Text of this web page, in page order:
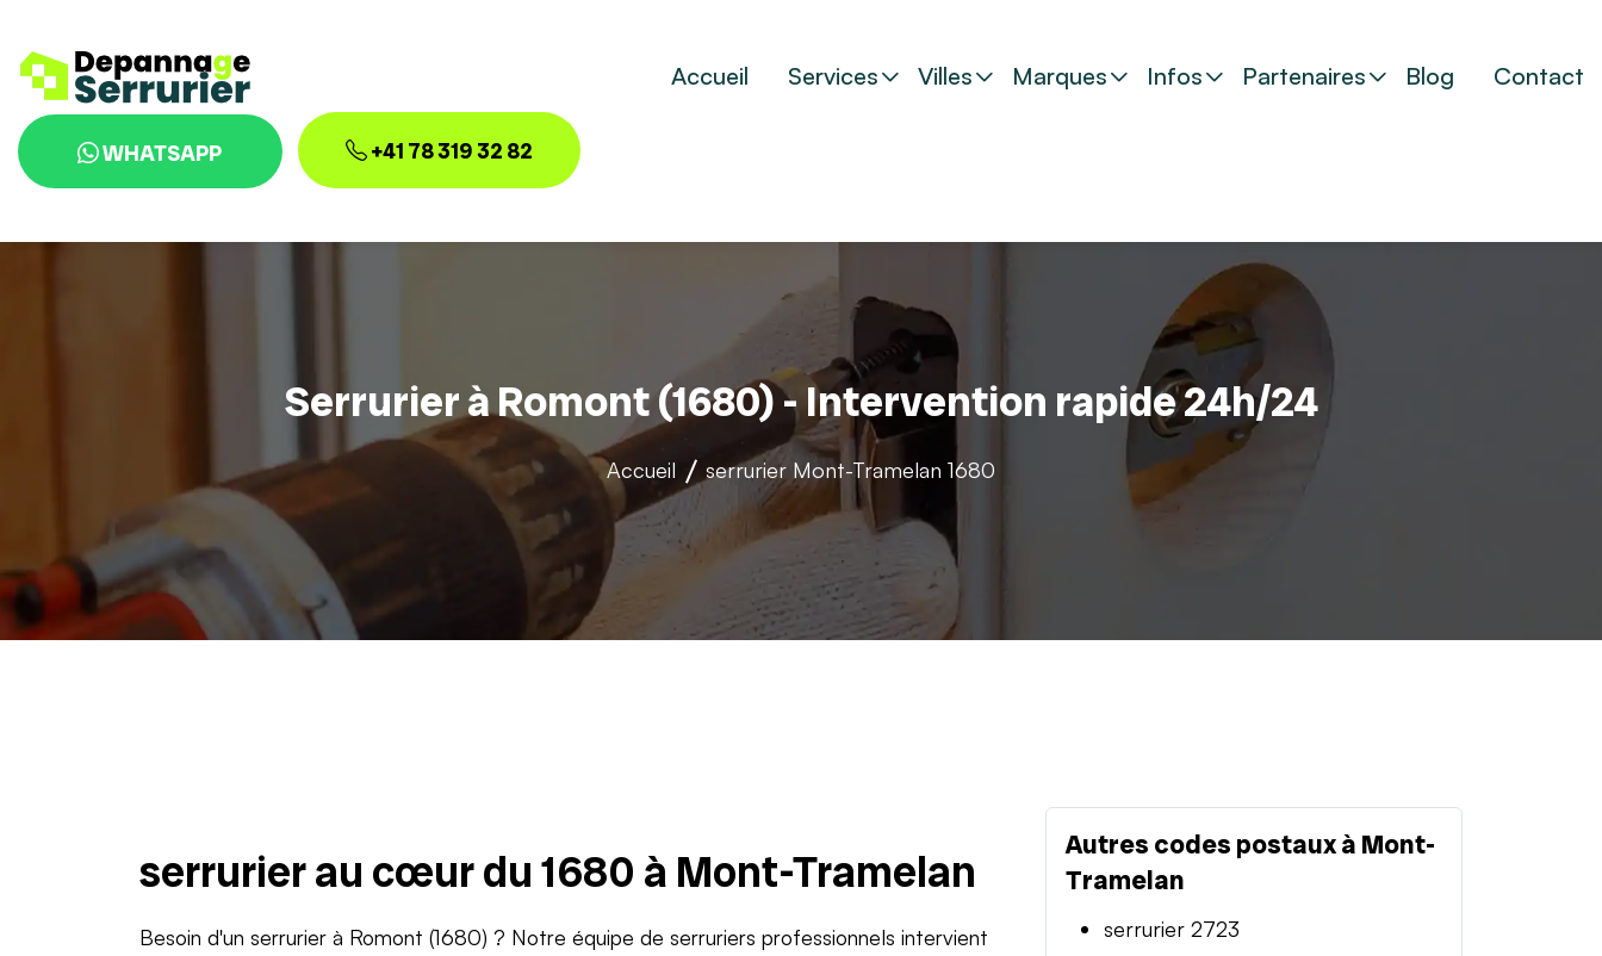
Accueil Services Villes Marques Infos Partenaires Blog Contact
WHATSAPP +41 78 319 32 82
Serrurier à Romont (1680) - Intervention rapide 24h/24
Accueil serrurier Mont-Tramelan 1680
serrurier au cœur du 1680 à Mont-Tramelan
Besoin d'un serrurier à Romont (1680) ? Notre équipe de serruriers professionnels intervient
Autres codes postaux à Mont-
Tramelan
serrurier 2723